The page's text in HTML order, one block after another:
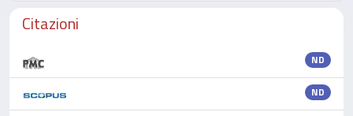
Citazioni
ND
ND